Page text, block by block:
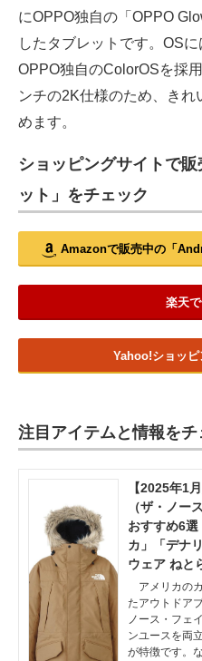
にOPPO独自の「OPPO
したタブレットです。OS
OPPO独自のColorOSを採
ンチの2K仕様のため、き
めます。
ショッピングサイトで
ット」をチェック
Amazonで販売中の「
楽天
Yahoo!ショッピ
注目アイテムと情報をチ
【2025年1
（ザ・ノー
おすすめ6
カ」「デナ
ウェア ねと
アメリカの
たアウトドア
ノース・フェ
ンユースを両
が特徴です。